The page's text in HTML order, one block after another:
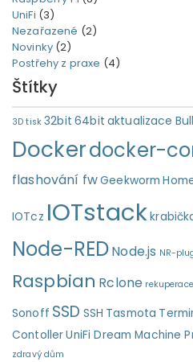
UniFi (3)
Nezařazené (2)
Novinky (2)
Postřehy z praxe (4)
Štítky
3D tisk 32bit 64bit aktualizace
Dockerdocker-
flashování fwGeekworm
IOTcz IOTstack
Node-REDNode.js NR-
Raspbian Rclone rekuperace
Sonoff SSD SSH Tasmota
ContollerUniFi Dream Machine
zdravý dům